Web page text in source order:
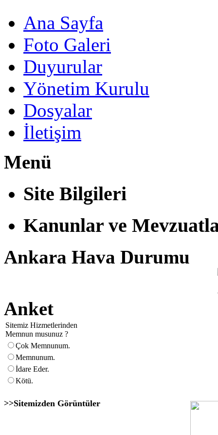
Ana Sayfa
Foto Galeri
Duyurular
Yönetim Kurulu
Dosyalar
İletişim
Menü
Site Bilgileri
Kanunlar ve
Ankara Hava Durumu
Anket
Sitemiz Hizmetlerinden
Memnun musunuz ?
Çok Memnunum.
Memnunum.
İdare Eder.
Kötü.
>>Sitemizden Görüntüler